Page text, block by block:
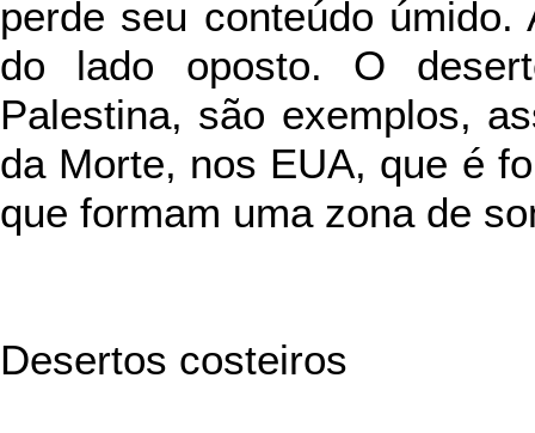
perde seu conteúdo
do lado oposto. O
Palestina, são exemplos,
da Morte, nos EUA, que é
que formam uma zona de
Desertos costeiros